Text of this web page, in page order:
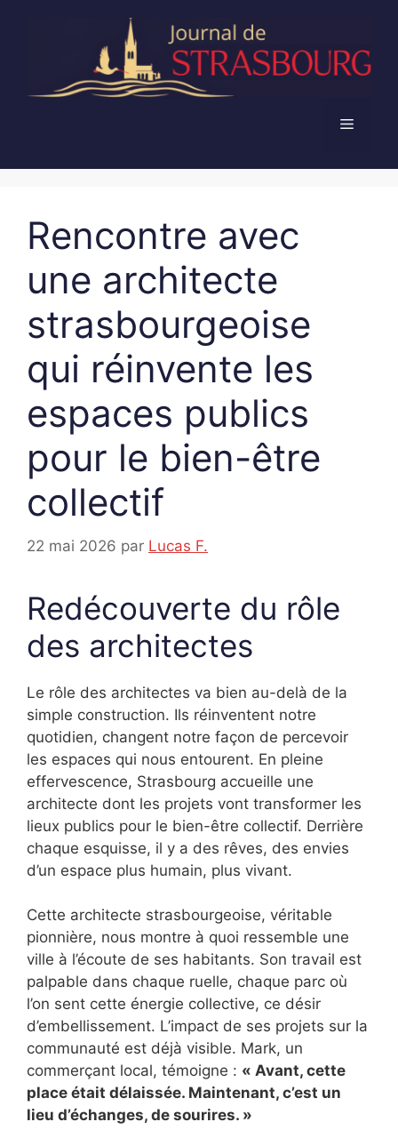
Menu
Rencontre avec
une architecte
strasbourgeoise
qui réinvente les
espaces publics
pour le bien-être
collectif
22 mai 2026 par Lucas F.
Redécouverte du rôle
des architectes
Le rôle des architectes va bien au-delà de la
simple construction. Ils réinventent notre
quotidien, changent notre façon de percevoir
les espaces qui nous entourent. En pleine
effervescence, Strasbourg accueille une
architecte dont les projets vont transformer les
lieux publics pour le bien-être collectif. Derrière
chaque esquisse, il y a des rêves, des envies
d’un espace plus humain, plus vivant.
Cette architecte strasbourgeoise, véritable
pionnière, nous montre à quoi ressemble une
ville à l’écoute de ses habitants. Son travail est
palpable dans chaque ruelle, chaque parc où
l’on sent cette énergie collective, ce désir
d’embellissement. L’impact de ses projets sur la
communauté est déjà visible. Mark, un
commerçant local, témoigne : « Avant, cette
place était délaissée. Maintenant, c’est un
lieu d’échanges, de sourires. »